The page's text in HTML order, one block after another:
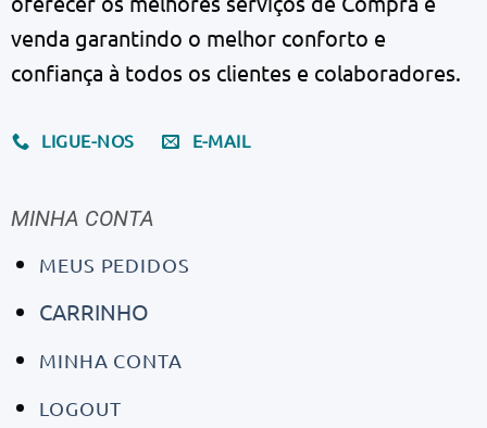
venda garantindo o melhor conforto e
confiança à todos os clientes e colaboradores.
LIGUE-NOS E-MAIL
MINHA CONTA
MEUS PEDIDOS
CARRINHO
MINHA CONTA
LOGOUT